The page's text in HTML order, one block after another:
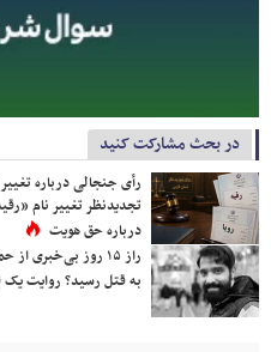
در بحث مشارکت کنید
رأی جنجالی درباره
تجدیدنظر تغییر نام
درباره حق هویت
راز ۱۵ روز
به قتل رسید؟ روایت یک